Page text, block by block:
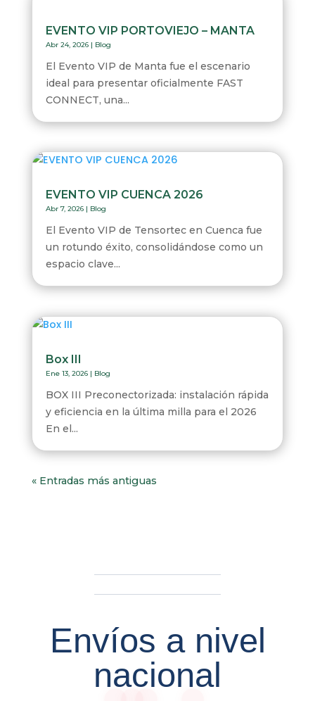
EVENTO VIP PORTOVIEJO – MANTA
Abr 24, 2026| Blog
El Evento VIP de Manta fue el escenario
ideal para presentar oficialmente FAST
CONNECT, una...
EVENTO VIP CUENCA 2026
Abr 7, 2026| Blog
El Evento VIP de Tensortec en Cuenca fue
un rotundo éxito, consolidándose como un
espacio clave...
Box III
Ene 13, 2026| Blog
BOX III Preconectorizada: instalación rápida
y eficiencia en la última milla para el 2026
En el...
« Entradas más antiguas
Envíos a nivel
nacional